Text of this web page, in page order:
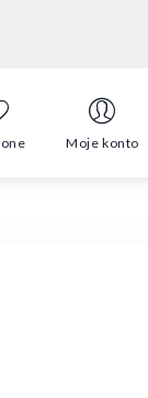
Moje konto